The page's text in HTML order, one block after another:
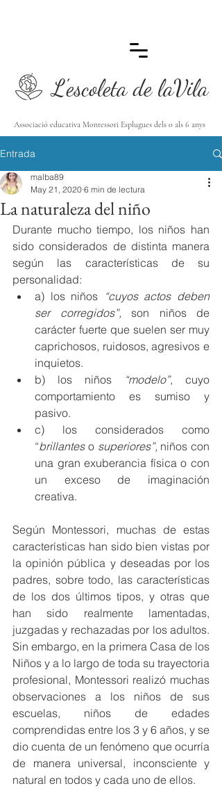
Associació educativa Montessori Esplugues dels 0 als 6 anys
L'escoleta de laVila
Entrada
La naturaleza del niño
malba89
May 21, 2020 6 min de lectura
Durante mucho tiempo, los niños han
sido considerados de distinta manera
según las características de su
personalidad:
a) los niños “cuyos actos deben
ser corregidos”, son niños de
carácter fuerte que suelen ser muy
caprichosos, ruidosos, agresivos e
inquietos.
b) los niños
“modelo”, cuyo
comportamiento es sumiso y
pasivo.
c) los considerados como
“brillantes o superiores”, niños con
una gran exuberancia física o con
un exceso de imaginación
creativa.
Según Montessori, muchas de estas
características han sido bien vistas por
la opinión pública y deseadas por los
padres, sobre todo, las características
de los dos últimos tipos, y otras que
han sido realmente lamentadas,
juzgadas y rechazadas por los adultos.
Sin embargo, en la primera Casa de los
Niños y a lo largo de toda su trayectoria
profesional, Montessori realizó muchas
observaciones a los niños de sus
escuelas, niños de edades
comprendidas entre los 3 y 6 años, y se
dio cuenta de un fenómeno que ocurría
de manera universal, inconsciente y
natural en todos y cada uno de ellos.